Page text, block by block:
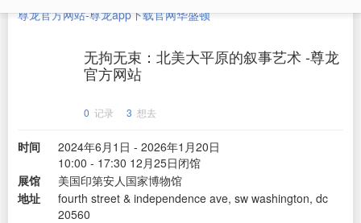
尊龙官方网站-尊龙app下载官网华盛顿
无拘无束：北美大平原的叙事艺术 -尊龙
官方网站
0 记录 3 想去
时间
2024年6月1日 - 2026年1月20日
10:00 - 17:30 12月25日闭馆
展馆
美国印第安人国家博物馆
地址
fourth street & independence ave, sw washington, dc
20560